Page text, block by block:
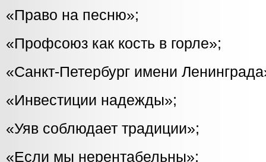
«Право на песню»;
«Профсоюз как кость в горле»;
«Санкт-Петербург имени
«Инвестиции надежды»;
«Уяв соблюдает традиции»;
«Если мы нерентабельны»;